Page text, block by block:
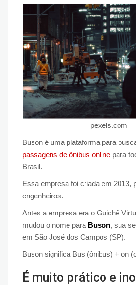
pexels.com
Buson é uma plataforma para
passagens de ônibus online para
Brasil.
Essa empresa foi criada em 2013,
engenheiros.
Antes a empresa era o Guichê
mudou o nome para Buson, sua
em São José dos Campos (SP).
Buson significa Bus (ônibus) + on
É muito prático e